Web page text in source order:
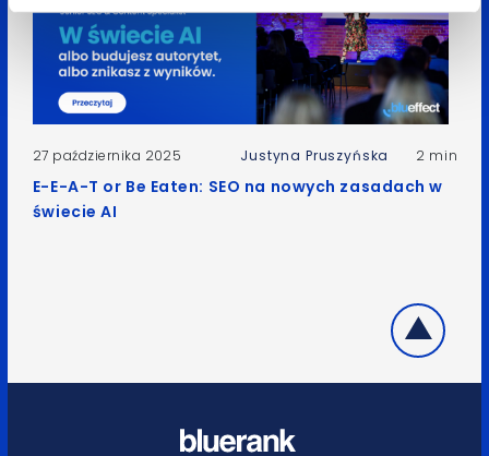
27 października 2025 Justyna Pruszyńska 2 min
E-E-A-T or Be Eaten: SEO na nowych zasadach w
świecie AI